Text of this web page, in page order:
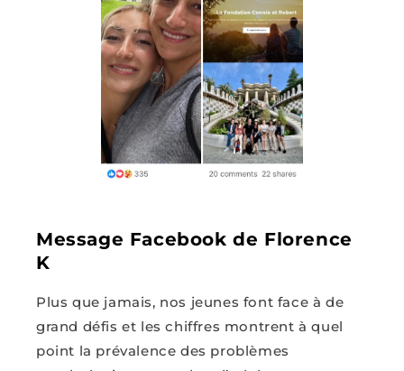
Message Facebook de Florence
K
Plus que jamais, nos jeunes font face à de
grand défis et les chiffres montrent à quel
point la prévalence des problèmes